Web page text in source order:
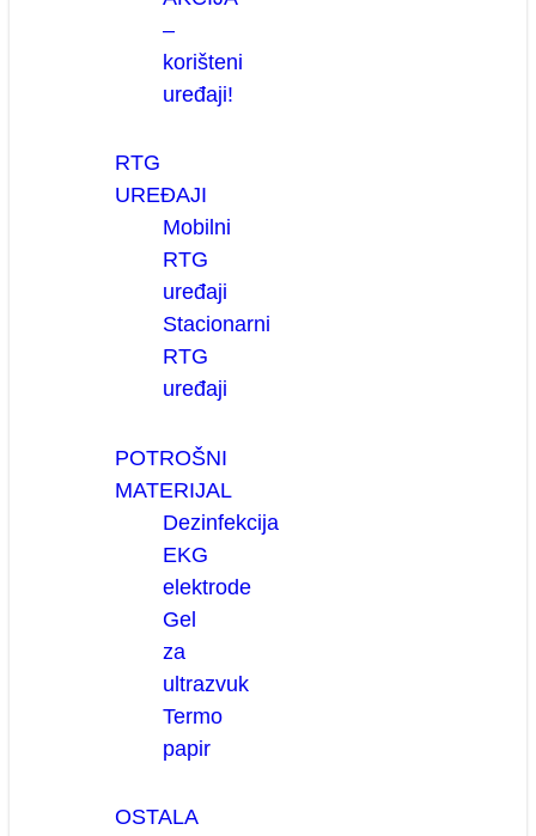
–
korišteni
uređaji!
RTG
UREĐAJI
Mobilni
RTG
uređaji
Stacionarni
RTG
uređaji
POTROŠNI
MATERIJAL
Dezinfekcija
EKG
elektrode
Gel
za
ultrazvuk
Termo
papir
OSTALA